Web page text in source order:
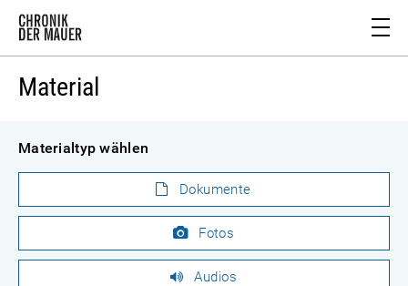
Material
Materialtyp wählen
Dokumente
Fotos
Audios